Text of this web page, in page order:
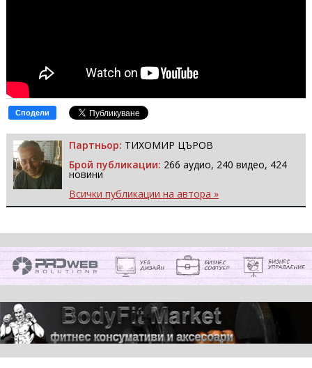
Сподели
Партньор: ТИХОМИР ЦЪРОВ
Брой публикации: 266 аудио, 240 видео, 424
новини
Всички публикации на автора »